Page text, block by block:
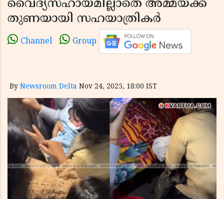
വൈദ്യസഹായമില്ലാതെ അമ്മയ്ക്ക്
തുണയായി സഹയാത്രികർ
Channel Group
By Newsroom Delta Nov 24, 2025, 18:00 IST